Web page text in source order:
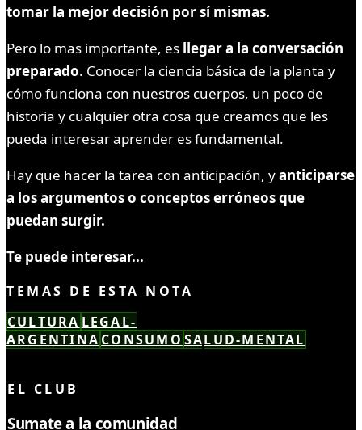
tomar la mejor decisión por sí mismas.
Pero lo mas importante, es llegar a la conversación
preparado. Conocer la ciencia básica de la planta y
cómo funciona con nuestros cuerpos, un poco de
historia y cualquier otra cosa que creamos que les
pueda interesar aprender es fundamental.
Hay que hacer la tarea con anticipación, yanticiparse
a los argumentos o conceptos erróneos que
puedan surgir.
Te puede interesar...
TEMAS DE ESTA NOTA
CULTURA LEGAL-
ARGENTINA CONSUMO SALUD-MENTAL
EL CLUB
Sumate a la comunidad